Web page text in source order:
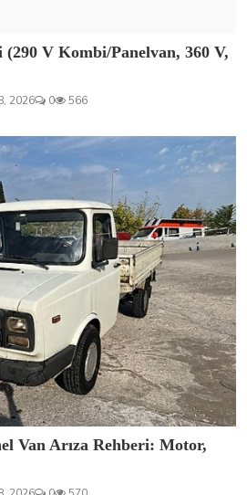
V Kombi/Panelvan, 360 V,
2026 0 566
Van Arıza Rehberi: Motor,